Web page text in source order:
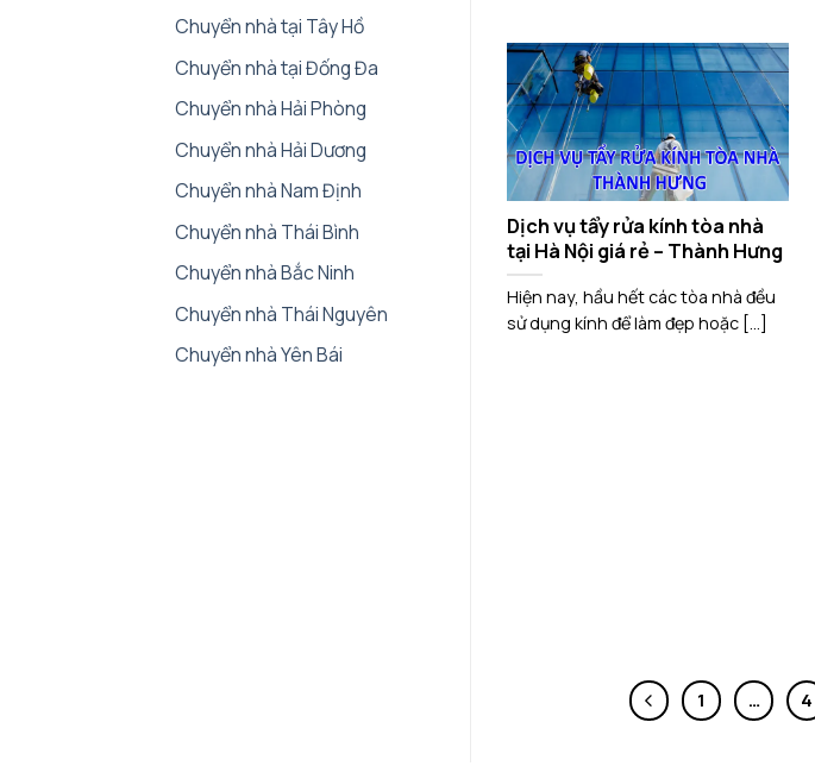
Chuyển nhà tại Tây Hồ
Chuyển nhà tại Đống Đa
Chuyển nhà Hải Phòng
Chuyển nhà Hải Dương
Chuyển nhà Nam Định
Chuyển nhà Thái Bình
Chuyển nhà Bắc Ninh
Chuyển nhà Thái Nguyên
Chuyển nhà Yên Bái
Dịch vụ tẩy rửa kính tòa nhà
tại Hà Nội giá rẻ – Thành Hưng
Hiện nay, hầu hết các tòa nhà đều
sử dụng kính để làm đẹp hoặc [...]
1 … 4